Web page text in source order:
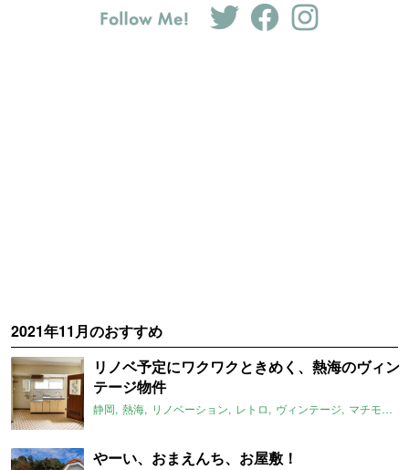
2021年11月のおすすめ
リノベ予定にワクワクときめく、熱海のヴィン
テージ物件
静岡 熱海 リノベーション レトロ ヴィンテージ マチモリ不動産
やーい、おまえんち、お屋敷！